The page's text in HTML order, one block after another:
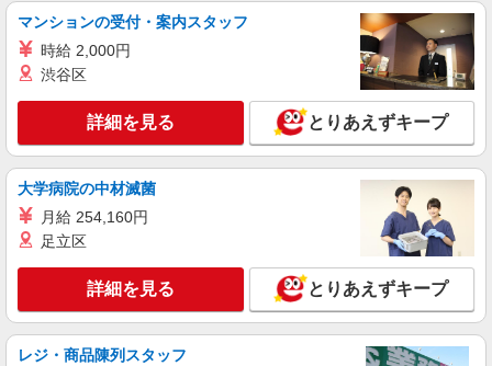
キープ 詳細を見る
パート
出雲ケアセンターそよ風：RO17436
調理スタッフ
【時給】1,100円〜1,300円 ▼下記別途支給 通
勤手当 年末年始手当：380円/時 ※12/300時〜
1/324時 寸志あり：年2回（6月・12月） ※業績に
よる
詳細を見る
出雲ケアセンターそよ風：RO29640
調理スタッフ
マンションの受付・案内スタッフ
時給 2,000円
渋谷区
詳細を見る とりあえずキープ
大学病院の中材滅菌
月給 254,160円
足立区
詳細を見る とりあえずキープ
レジ・商品陳列スタッフ